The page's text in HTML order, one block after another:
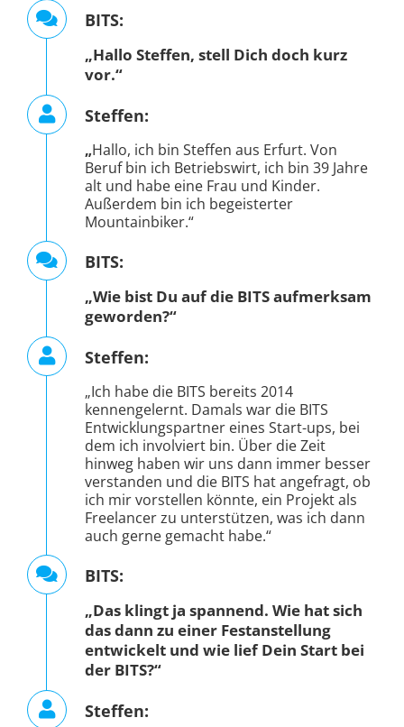
BITS:
„Hallo Steffen, stell Dich doch kurz
vor.“
Steffen:
Hallo, ich bin Steffen aus Erfurt. Von
Beruf bin ich Betriebswirt, ich bin 39 Jahre
alt und habe eine Frau und Kinder.
Außerdem bin ich begeisterter
Mountainbiker.“
BITS:
„Wie bist Du auf die BITS aufmerksam
geworden?“
Steffen:
„Ich habe die BITS bereits 2014
kennengelernt. Damals war die BITS
Entwicklungspartner eines Start-ups, bei
dem ich involviert bin. Über die Zeit
hinweg haben wir uns dann immer besser
verstanden und die BITS hat angefragt, ob
ich mir vorstellen könnte, ein Projekt als
Freelancer zu unterstützen, was ich dann
auch gerne gemacht habe.“
BITS:
„Das klingt ja spannend. Wie hat sich
das dann zu einer Festanstellung
entwickelt und wie lief Dein Start bei
der BITS?“
Steffen: